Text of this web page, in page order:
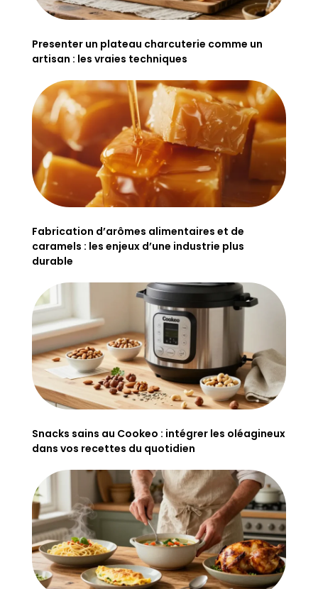
Presenter un plateau charcuterie comme un
artisan : les vraies techniques
Fabrication d’arômes alimentaires et de
caramels : les enjeux d’une industrie plus
durable
Snacks sains au Cookeo : intégrer les oléagineux
dans vos recettes du quotidien